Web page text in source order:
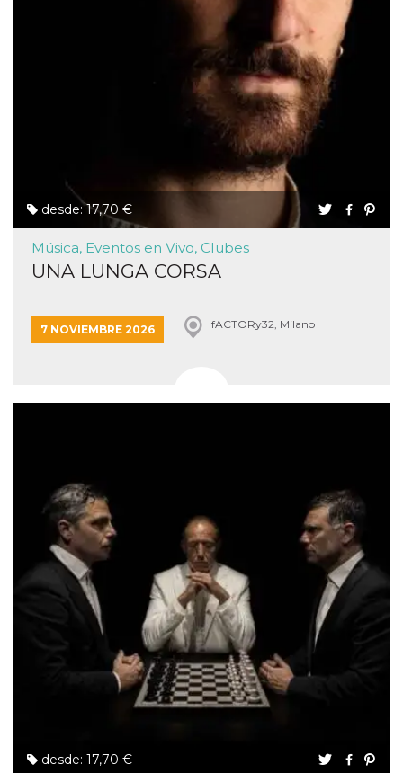
desde: 17,70 €
Música, Eventos en Vivo, Clubes
UNA LUNGA CORSA
7 NOVIEMBRE 2026 fACTORy32, Milano
desde: 17,70 €